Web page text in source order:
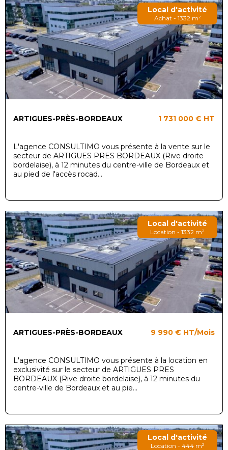
Local d'activité
Achat - 1332 m²
ARTIGUES-PRÈS-BORDEAUX 1 731 000 € HT
L'agence CONSULTIMO vous présente à la vente sur le
secteur de ARTIGUES PRES BORDEAUX (Rive droite
bordelaise), à 12 minutes du centre-ville de Bordeaux et
au pied de l'accès rocad...
Local d'activité
Location - 1332 m²
ARTIGUES-PRÈS-BORDEAUX 9 990 € HT/Mois
L'agence CONSULTIMO vous présente à la location en
exclusivité sur le secteur de ARTIGUES PRES
BORDEAUX (Rive droite bordelaise), à 12 minutes du
centre-ville de Bordeaux et au pie...
Local d'activité
Location - 444 m²